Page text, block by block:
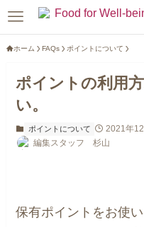
ホーム FAQs ポイントについて
ポイントの利用
い。
ポイントについて 2021年
編集スタッフ 杉山
保有ポイントをお使